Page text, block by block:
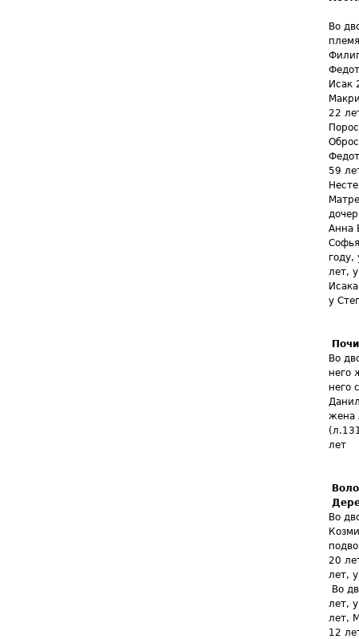
Во
Исак
22
59
Анна
году,
лет,
у
Во
него
него
жена
лет
Во
20
лет,
Во
лет,
лет,
12